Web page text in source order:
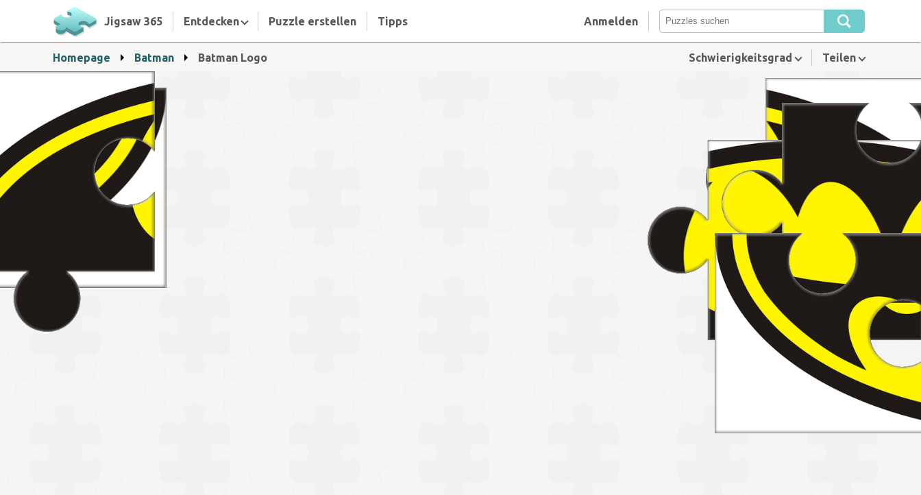
Jigsaw 365 Entdecken Puzzle erstellen Tipps Anmelden
Homepage Batman Batman Logo Schwierigkeitsgrad Teilen